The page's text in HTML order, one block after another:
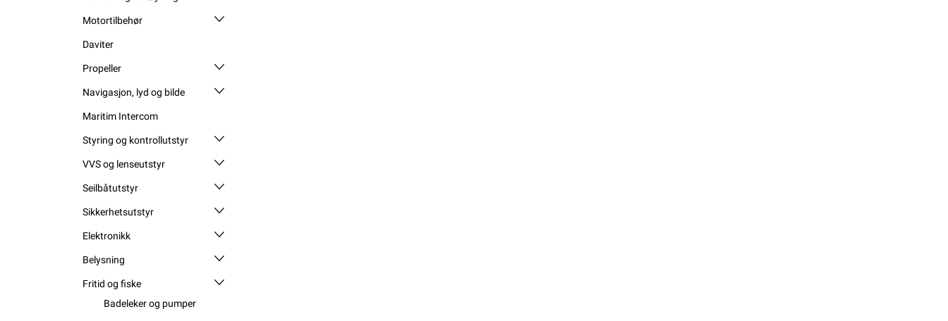
Motortilbehør
Daviter
Propeller
Navigasjon, lyd og bilde
Maritim Intercom
Styring og kontrollutstyr
VVS og lenseutstyr
Seilbåtutstyr
Sikkerhetsutstyr
Elektronikk
Belysning
Fritid og fiske
Badeleker og pumper